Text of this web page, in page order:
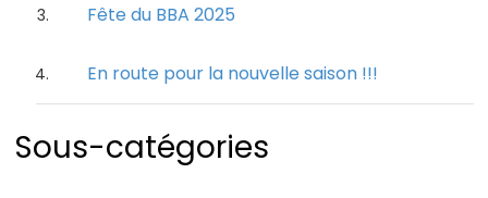
Fête du BBA 2025
En route pour la nouvelle saison !!!
Sous-catégories